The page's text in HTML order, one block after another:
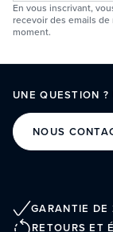
En vous inscrivant,
recevoir des emails
moment.
UNE QUESTION
NOUS
GARANTIE DE
RETOURS ET